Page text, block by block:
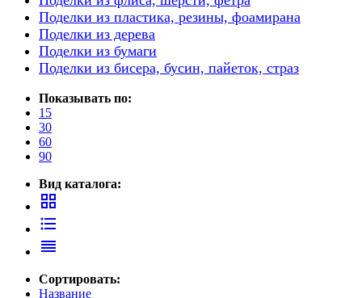
Поделки из пластика, резины, фоамирана
Поделки из дерева
Поделки из бумаги
Поделки из бисера, бусин, пайеток, страз
Показывать по:
15
30
60
90
Вид каталога:
grid_view
format_list_bulleted
reorder
Сортировать:
Название